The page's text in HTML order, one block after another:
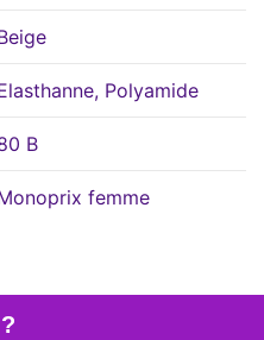
Polyamide
B
femme